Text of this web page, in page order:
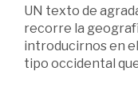
UN texto de
recorre la
introducirnos en
tipo occidental